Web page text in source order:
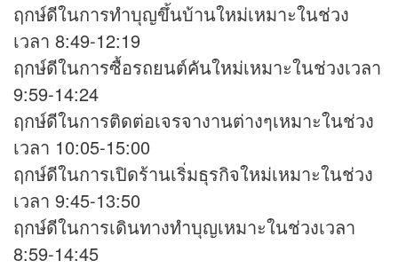
ฤกษ์ดีในการทำบุญขึ้นบ้านใหม่เหมาะในช่วง
เวลา 8:49-12:19
ฤกษ์ดีในการซื้อรถยนต์คันใหม่เหมาะในช่วงเวลา
9:59-14:24
ฤกษ์ดีในการติดต่อเจรจางานต่างๆเหมาะในช่วง
เวลา 10:05-15:00
ฤกษ์ดีในการเปิดร้านเริ่มธุรกิจใหม่เหมาะในช่วง
เวลา 9:45-13:50
ฤกษ์ดีในการเดินทางทำบุญเหมาะในช่วงเวลา
8:59-14:45